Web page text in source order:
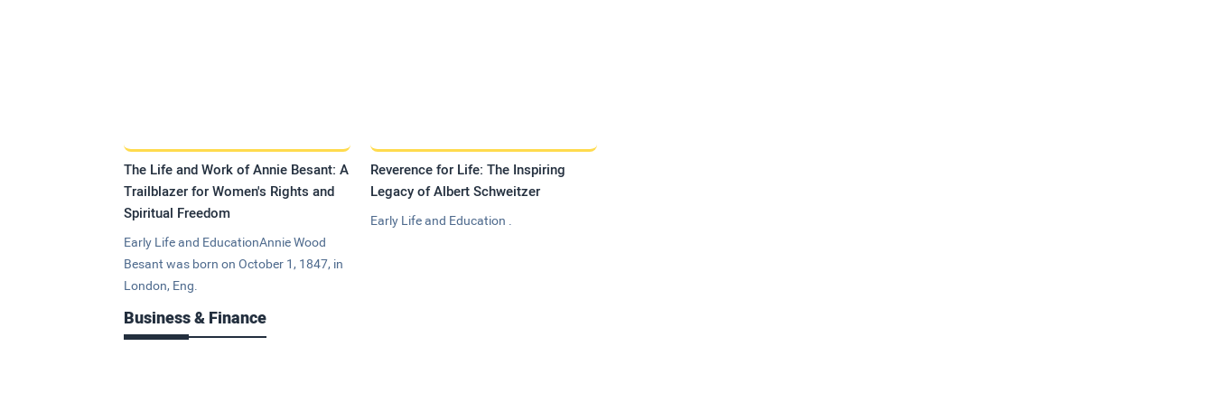
The Life and Work of Annie Besant: A
Trailblazer for Women's Rights and
Spiritual Freedom
Early Life and EducationAnnie Wood
Besant was born on October 1, 1847, in
London, Eng.
Reverence for Life: The Inspiring
Legacy of Albert Schweitzer
Early Life and Education .
Business & Finance